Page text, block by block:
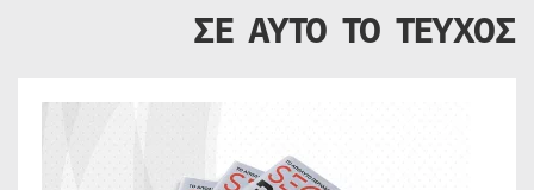
ΣΕ ΑΥΤΟ ΤΟ ΤΕΥΧΟΣ